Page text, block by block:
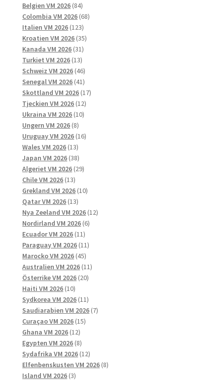
Belgien VM 2026 8484
produkter
Colombia VM 2026 6868
Italien VM 2026 123123
produkter
Kroatien VM 2026 3535
Kanada VM 2026 3131
produkter
Turkiet VM 2026 1313
produkter
Schweiz VM 2026 4646
produkter
Senegal VM 2026 4141
produkter
Skottland VM 2026 1717
Tjeckien VM 2026 1212
Ukraina VM 2026 1010
Ungern VM 2026 88
produkter
Uruguay VM 2026 1616
Wales VM 2026 1313
produkter
Japan VM 2026 3838
produkter
Algeriet VM 2026 2929
Chile VM 2026 1313
produkter
Grekland VM 2026 1010
Qatar VM 2026 1313
produkter
Nya Zeeland VM 2026 1212
Nordirland VM 2026 66
Ecuador VM 2026 1111
produkter
Paraguay VM 2026 1111
Marocko VM 2026 4545
produkter
Australien VM 2026 1111
Österrike VM 2026 2020
Haiti VM 2026 1010
produkter
Sydkorea VM 2026 1111
produkter
Saudiarabien VM 2026 77
Curaçao VM 2026 1515
Ghana VM 2026 1212
produkter
Egypten VM 2026 88
produkter
Sydafrika VM 2026 1212
produkter
Elfenbenskusten VM 2026 88
Island VM 2026 33